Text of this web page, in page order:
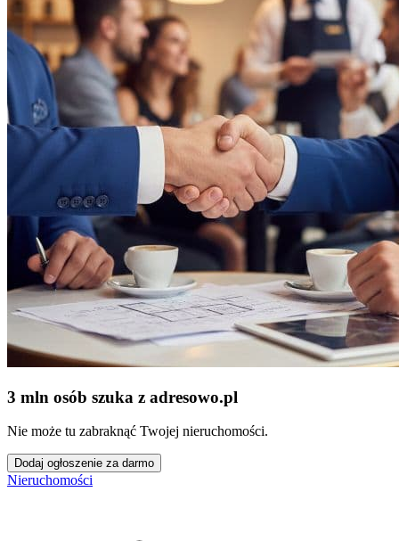
3 mln osób szuka z adresowo.pl
Nie może tu zabraknąć Twojej nieruchomości.
Dodaj ogłoszenie za darmo
Nieruchomości